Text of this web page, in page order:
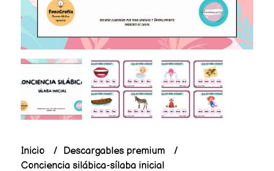
Inicio
Descargables premium
Conciencia silábica-sílaba inicial